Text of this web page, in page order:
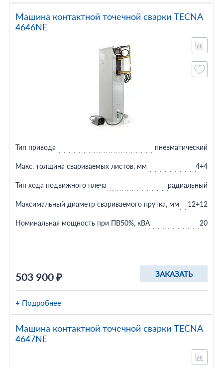
Машина контактной точечной сварки TECNA
4646NE
503 900 ₽ ЗАКАЗАТЬ
Тип привода пневматический
Макс. толщина свариваемых листов, мм 4+4
Тип хода подвижного плеча радиальный
Максимальный диаметр свариваемого прутка, мм 12+12
Номинальная мощность при ПВ50%, кВА 20
+ Подробнее
Машина контактной точечной сварки TECNA
4647NE